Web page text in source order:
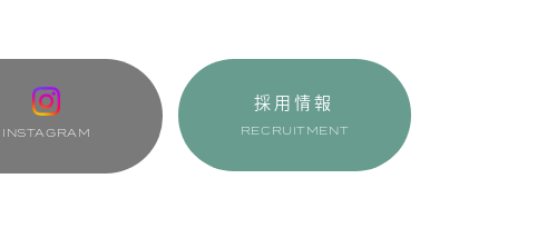
INSTAGRAM
採用情報
RECRUITMENT